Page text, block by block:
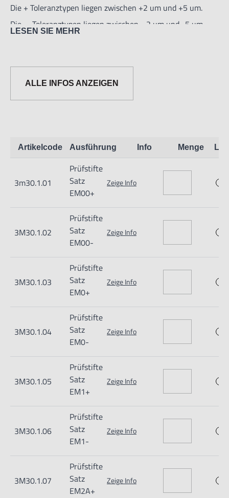
Die + Toleranztypen liegen zwischen +2 um und +5 um.
Die —Toleranztypen liegen zwischen - 2 um und -5 um.
Informationen zur Produktsicherheit:
Anwender sowie Handwerker geeignet.
Nur für den vorhergesehenen Verwendungszweck geeignet.
Verletzungen führen.
Importeur/Hersteller:
Varsseveld/ Netherlands, email: Info@hogetex.com
LESEN SIE MEHR
ALLE INFOS ANZEIGEN
Artikelcode Ausführung Info Menge
3m30.1.01
Prüfstifte
Satz
EM00+
Zeige Info
3M30.1.02
Prüfstifte
Satz
EM00-
Zeige Info
3M30.1.03
Prüfstifte
Satz
EM0+
Zeige Info
3M30.1.04
Prüfstifte
Satz
EM0-
Zeige Info
3M30.1.05
Prüfstifte
Satz
EM1+
Zeige Info
3M30.1.06
Prüfstifte
Satz
EM1-
Zeige Info
3M30.1.07
Prüfstifte
Satz
EM2A+
Zeige Info